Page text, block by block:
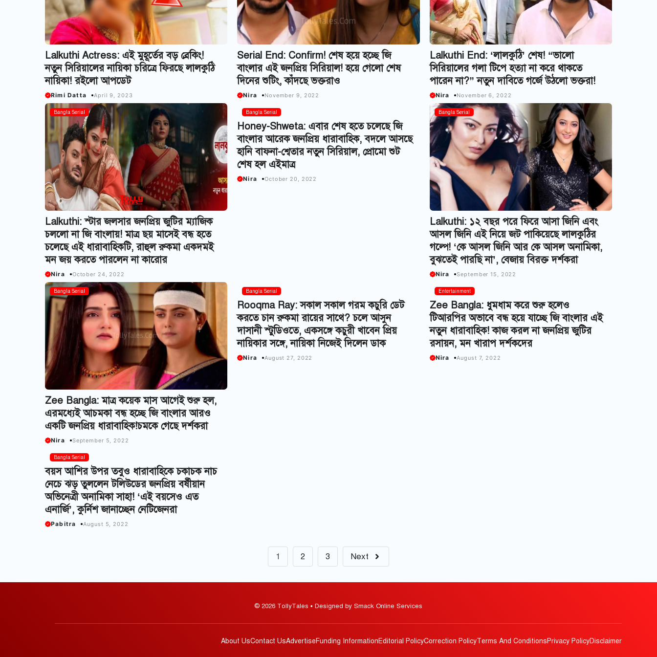
Lalkuthi Actress: এই মুহূর্তের বড় ব্রেকিং!
নতুন সিরিয়ালের নায়িকা চরিত্রে ফিরছে লালকুঠি
নায়িকা! রইলো আপডেট
Rimi Datta April 9, 2023
Serial End: Confirm! শেষ হয়ে হচ্ছে জি
বাংলার এই জনপ্রিয় সিরিয়াল! হয়ে গেলো শেষ
দিনের শুটিং, কাঁদছে ভক্তরাও
Nira November 9, 2022
Lalkuthi End: ‘লালকুঠি’ শেষ! “ভালো
সিরিয়ালের গলা টিপে হত্যা না করে থাকতে
পারেন না?” নতুন দাবিতে গর্জে উঠলো ভক্তরা!
Nira November 6, 2022
Bangla Serial
Lalkuthi: স্টার জলসার জনপ্রিয় জুটির ম্যাজিক
চললো না জি বাংলায়! মাত্র ছয় মাসেই বন্ধ হতে
চলেছে এই ধারাবাহিকটি, রাহুল রুকমা একদমই
মন জয় করতে পারলেন না কারোর
Nira October 24, 2022
Bangla Serial
Honey-Shweta: এবার শেষ হতে চলেছে জি
বাংলার আরেক জনপ্রিয় ধারাবাহিক, বদলে আসছে
হানি বাফনা-শ্বেতার নতুন সিরিয়াল, প্রোমো শুট
শেষ হল এইমাত্র
Nira October 20, 2022
Bangla Serial
Lalkuthi: ১২ বছর পরে ফিরে আসা জিনি এবং
আসল জিনি এই নিয়ে জট পাকিয়েছে লালকুঠির
গল্পে! ‘কে আসল জিনি আর কে আসল অনামিকা,
বুঝতেই পারছি না’, বেজায় বিরক্ত দর্শকরা
Nira September 15, 2022
Bangla Serial
Zee Bangla: মাত্র কয়েক মাস আগেই শুরু হল,
এরমধ্যেই আচমকা বন্ধ হচ্ছে জি বাংলার আরও
একটি জনপ্রিয় ধারাবাহিক!চমকে গেছে দর্শকরা
Nira September 5, 2022
Bangla Serial
Rooqma Ray: সকাল সকাল গরম কচুরি ডেট
করতে চান রুকমা রায়ের সাথে? চলে আসুন
দাসানী স্টুডিওতে, একসঙ্গে কচুরী খাবেন প্রিয়
নায়িকার সঙ্গে, নায়িকা নিজেই দিলেন ডাক
Nira August 27, 2022
Entertainment
Zee Bangla: ধুমধাম করে শুরু হলেও
টিআরপির অভাবে বন্ধ হয়ে যাচ্ছে জি বাংলার এই
নতুন ধারাবাহিক! কাজ করল না জনপ্রিয় জুটির
রসায়ন, মন খারাপ দর্শকদের
Nira August 7, 2022
Bangla Serial
বয়স আশির উপর তবুও ধারাবাহিকে চকাচক নাচ
নেচে ঝড় তুললেন টলিউডের জনপ্রিয় বর্ষীয়ান
অভিনেত্রী অনামিকা সাহা! ‘এই বয়সেও এত
এনার্জি’, কুর্নিশ জানাচ্ছেন নেটিজেনরা
Pabitra August 5, 2022
1 2 3 Next
© 2026 TollyTales • Designed by Smack Online Services
About UsContact UsAdvertiseFunding InformationEditorial PolicyCorrection PolicyTerms And ConditionsPrivacy PolicyDisclaimer